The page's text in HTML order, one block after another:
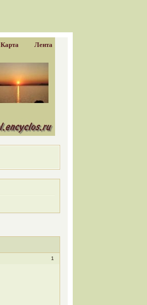
Карта Лента
1